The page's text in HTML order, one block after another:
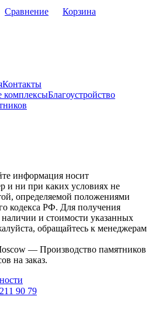
Сравнение Корзина
Контакты
комплексыБлагоустройство
информация носит
и ни при каких условиях не
определяемой положениями
кодекса РФ. Для получения
и стоимости указанных
обращайтесь к менеджерам
— Производство памятников
на заказ.
90 79